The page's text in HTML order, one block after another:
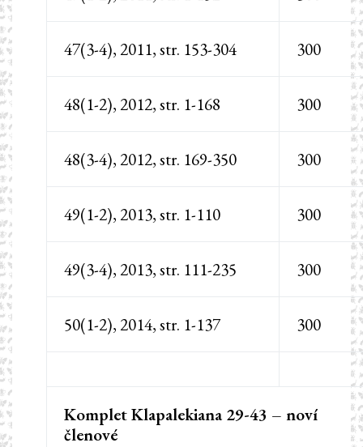
47(3-4), 2011, str. 153-304 300
48(1-2), 2012, str. 1-168 300
48(3-4), 2012, str. 169-350 300
49(1-2), 2013, str. 1-110 300
49(3-4), 2013, str. 111-235 300
50(1-2), 2014, str. 1-137 300
Komplet Klapalekiana 29-43 – noví
členové